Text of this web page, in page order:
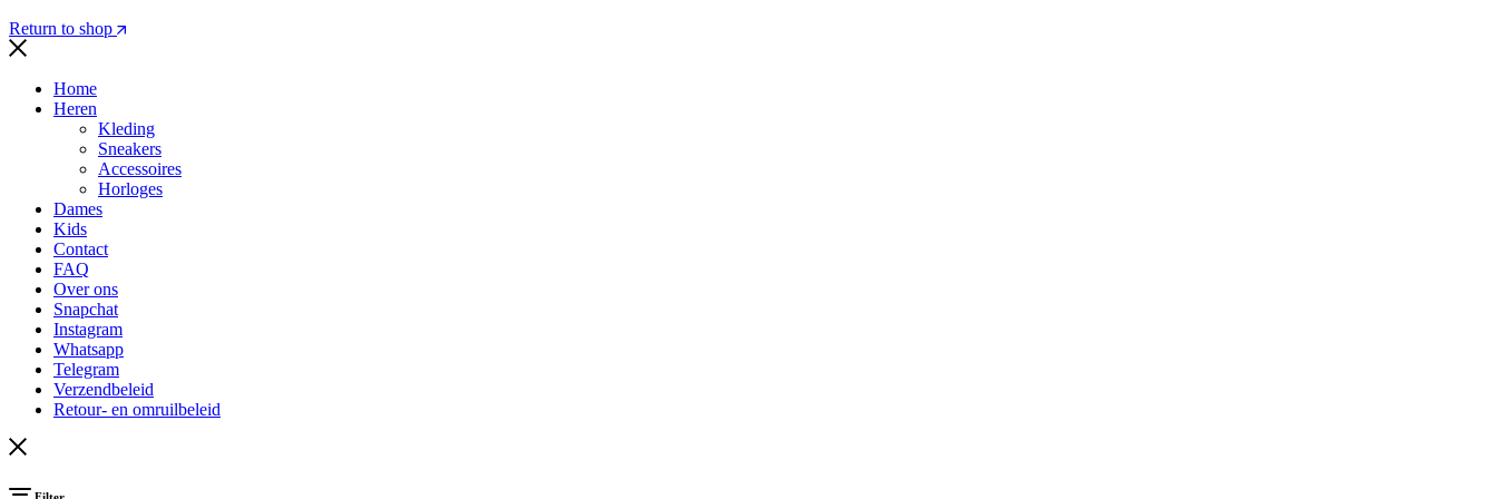
Return to shop
Home
Heren
Kleding
Sneakers
Accessoires
Horloges
Dames
Kids
Contact
FAQ
Over ons
Snapchat
Instagram
Whatsapp
Telegram
Verzendbeleid
Retour- en omruilbeleid